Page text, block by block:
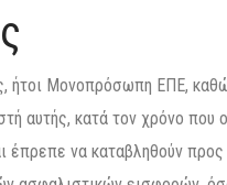
ήτοι Μονοπρόσωπη ΕΠΕ,
αυτής, κατά τον χρόνο που
έπρεπε να καταβληθούν